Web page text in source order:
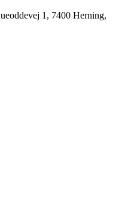
1, 7400 Herning,